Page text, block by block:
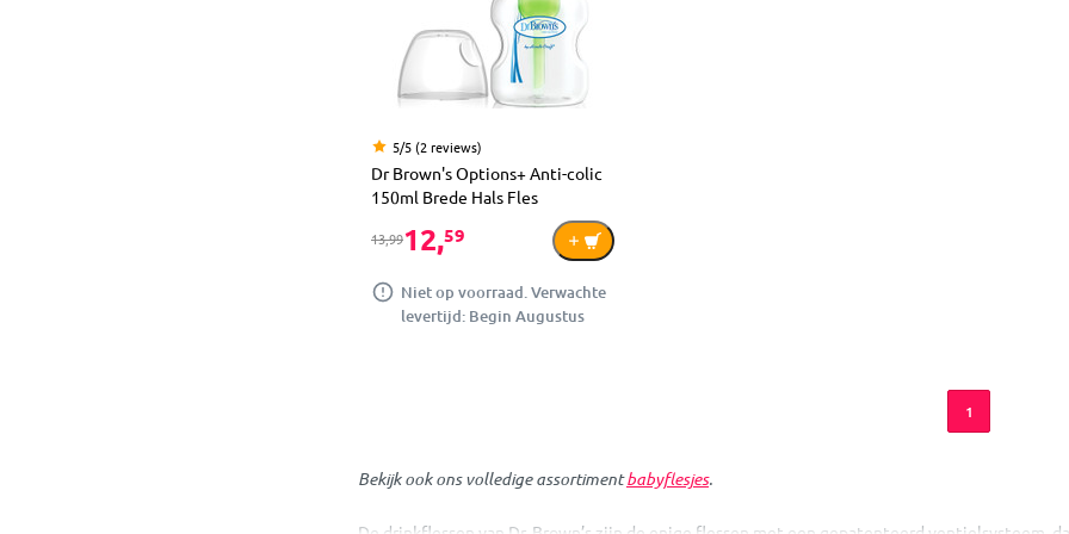
5/5 (2 reviews)
Dr Brown's Options+ Anti-colic
150ml Brede Hals Fles
13,9912,59
Niet op voorraad. Verwachte
levertijd: Begin Augustus
1
Bekijk ook ons volledige assortimentbabyflesjes.